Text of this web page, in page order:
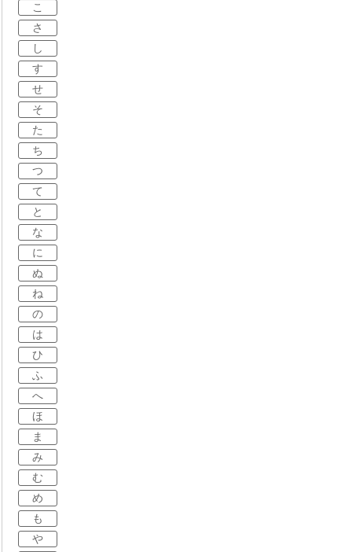
こ
さ
し
す
せ
そ
た
ち
つ
て
と
な
に
ぬ
ね
の
は
ひ
ふ
へ
ほ
ま
み
む
め
も
や